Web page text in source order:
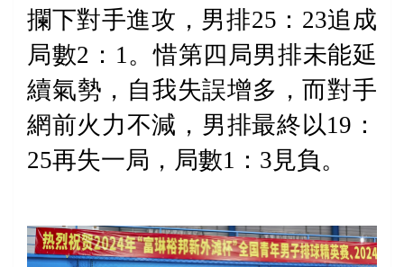
攔下對手進攻，男排25 ： 23追成
局數2 ： 1。惜第四局男排未能延
續氣勢，自我失誤增多，而對手
網前火力不減，男排最終以19 ：
25再失一局，局數1 ： 3 見負。